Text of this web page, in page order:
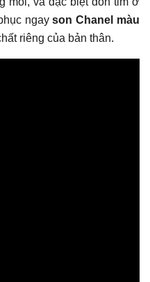
ngayson Chanel màu
riêng của bản thân.